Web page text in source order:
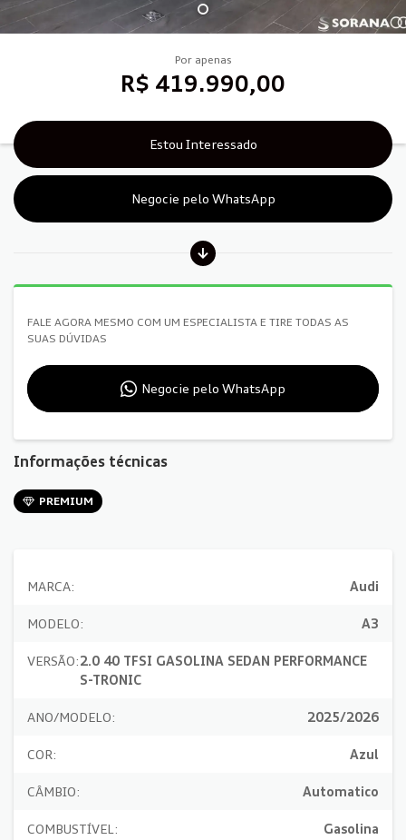
Por apenas
R$ 419.990,00
Estou Interessado
Negocie pelo WhatsApp
FALE AGORA MESMO COM UM ESPECIALISTA E TIRE TODAS AS
SUAS DÚVIDAS
Negocie pelo WhatsApp
Informações técnicas
PREMIUM
MARCA: Audi
MODELO: A3
VERSÃO:2.0 40 TFSI GASOLINA SEDAN PERFORMANCE
S-TRONIC
ANO/MODELO: 2025/2026
COR: Azul
CÂMBIO: Automatico
COMBUSTÍVEL: Gasolina